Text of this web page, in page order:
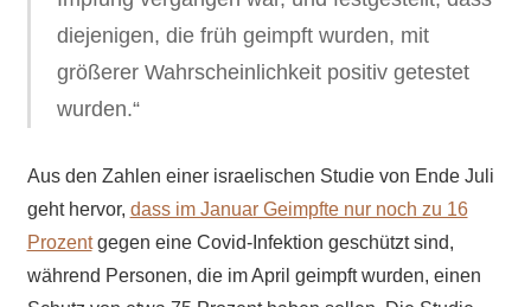
diejenigen, die früh geimpft wurden, mit
größerer Wahrscheinlichkeit positiv getestet
wurden.“
Aus den Zahlen einer israelischen Studie von Ende Juli
geht hervor, dass im Januar Geimpfte nur noch zu 16
Prozentgegen eine Covid-Infektion geschützt sind,
während Personen, die im April geimpft wurden, einen